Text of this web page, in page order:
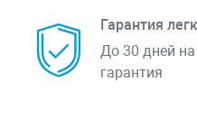
Гарантия
До 30 дней
гарантия